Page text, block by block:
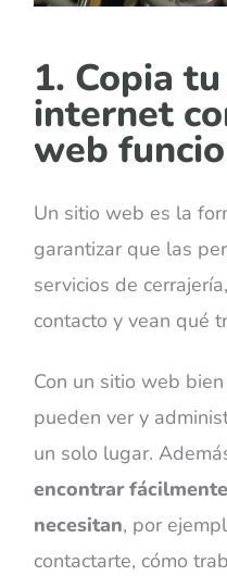
1. Copia
internet
web
Un sitio web es la
garantizar que las
servicios de
contacto y vean qué
Con un sitio web
pueden ver y
un solo lugar.
encontrar
necesitan, por
contactarte, cómo